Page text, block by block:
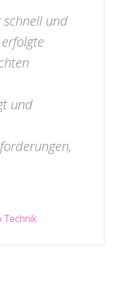
schnell und
und
Technik